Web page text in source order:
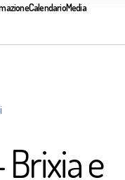
CalendarioMedia
e